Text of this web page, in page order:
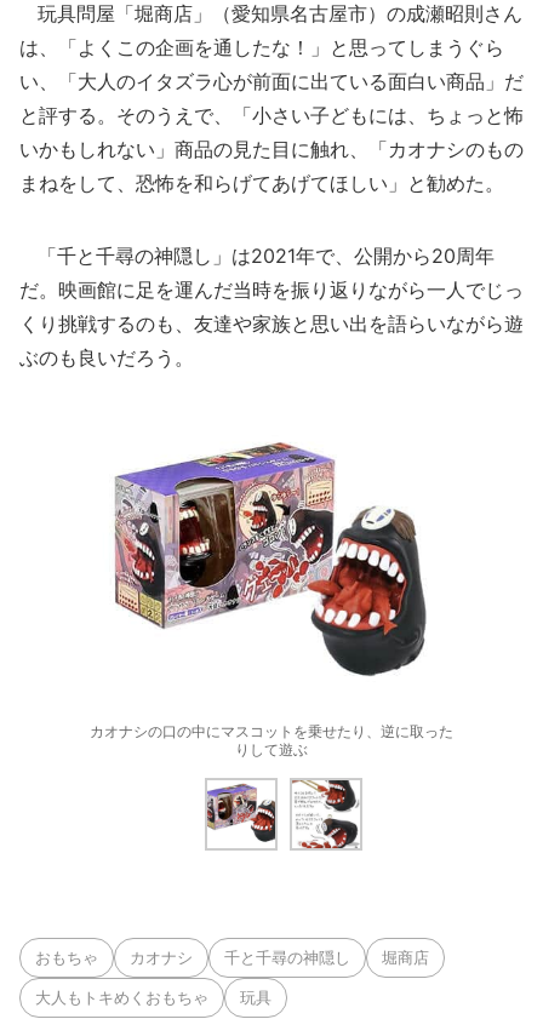
玩具問屋「堀商店」（愛知県名古屋市）の成瀬昭則さん
は、「よくこの企画を通したな！」と思ってしまうぐら
い、「大人のイタズラ心が前面に出ている面白い商品」だ
と評する。そのうえで、「小さい子どもには、ちょっと怖
いかもしれない」商品の見た目に触れ、「カオナシのもの
まねをして、恐怖を和らげてあげてほしい」と勧めた。
「千と千尋の神隠し」は2021年で、公開から20周年
だ。映画館に足を運んだ当時を振り返りながら一人でじっ
くり挑戦するのも、友達や家族と思い出を語らいながら遊
ぶのも良いだろう。
カオナシの口の中にマスコットを乗せたり、逆に取った
りして遊ぶ
おもちゃ カオナシ 千と千尋の神隠し 堀商店
大人もトキめくおもちゃ 玩具